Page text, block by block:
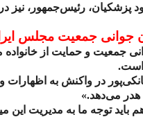
پزشکیان، رئیس‌جمهور، نیز
جوانی جمعیت مجلس
جمعیت و حمایت از
است.
در واکنش به
هدر می‌دهد.»
باید توجه ما به مدیریت